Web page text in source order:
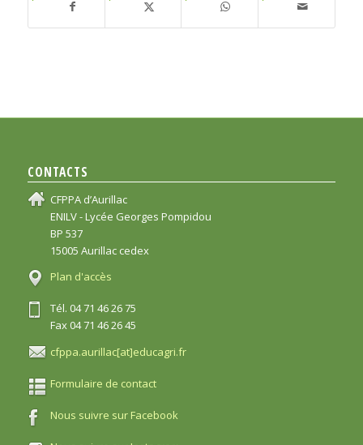
CONTACTS
CFPPA d’Aurillac
ENILV - Lycée Georges Pompidou
BP 537
15005 Aurillac cedex
Plan d'accès
Tél. 04 71 46 26 75
Fax 04 71 46 26 45
cfppa.aurillac[at]educagri.fr
Formulaire de contact
Nous suivre sur Facebook